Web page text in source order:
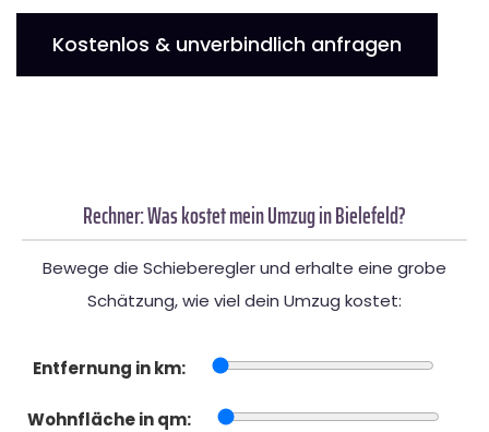
Kostenlos & unverbindlich anfragen
Rechner: Was kostet mein Umzug in Bielefeld?
Bewege die Schieberegler und erhalte eine grobe
Schätzung, wie viel dein Umzug kostet:
Entfernung in km:
Wohnfläche in qm: